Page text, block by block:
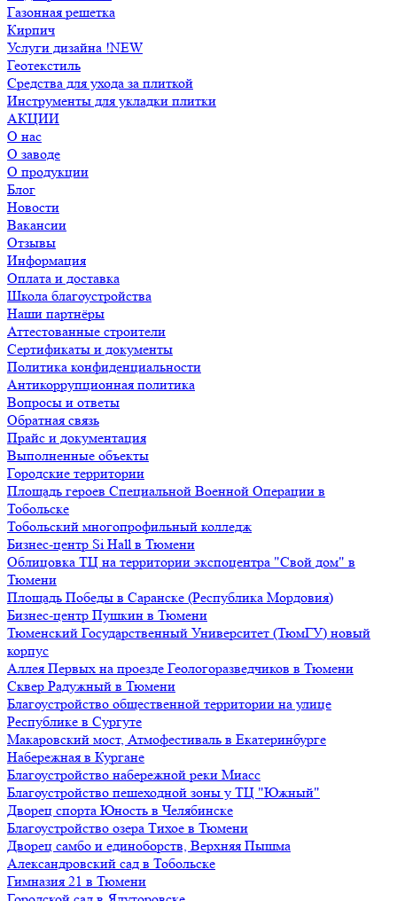
Газонная решетка
Кирпич
Услуги дизайна !NEW
Геотекстиль
Средства для ухода за плиткой
Инструменты для укладки плитки
АКЦИИ
О нас
О заводе
О продукции
Блог
Новости
Вакансии
Отзывы
Информация
Оплата и доставка
Школа благоустройства
Наши партнёры
Аттестованные строители
Сертификаты и документы
Политика конфиденциальности
Антикоррупционная политика
Вопросы и ответы
Обратная связь
Прайс и документация
Выполненные объекты
Городские территории
Площадь героев Специальной Военной Операции в
Тобольске
Тобольский многопрофильный колледж
Бизнес-центр Si Hall в Тюмени
Облицовка ТЦ на территории экспоцентра "Свой дом" в
Тюмени
Площадь Победы в Саранске (Республика Мордовия)
Бизнес-центр Пушкин в Тюмени
Тюменский Государственный Университет (ТюмГУ) новый
корпус
Аллея Первых на проезде Геологоразведчиков в Тюмени
Сквер Радужный в Тюмени
Благоустройство общественной территории на улице
Республике в Сургуте
Макаровский мост, Атмофестиваль в Екатеринбурге
Набережная в Кургане
Благоустройство набережной реки Миасс
Благоустройство пешеходной зоны у ТЦ "Южный"
Дворец спорта Юность в Челябинске
Благоустройство озера Тихое в Тюмени
Дворец самбо и единоборств, Верхняя Пышма
Александровский сад в Тобольске
Гимназия 21 в Тюмени